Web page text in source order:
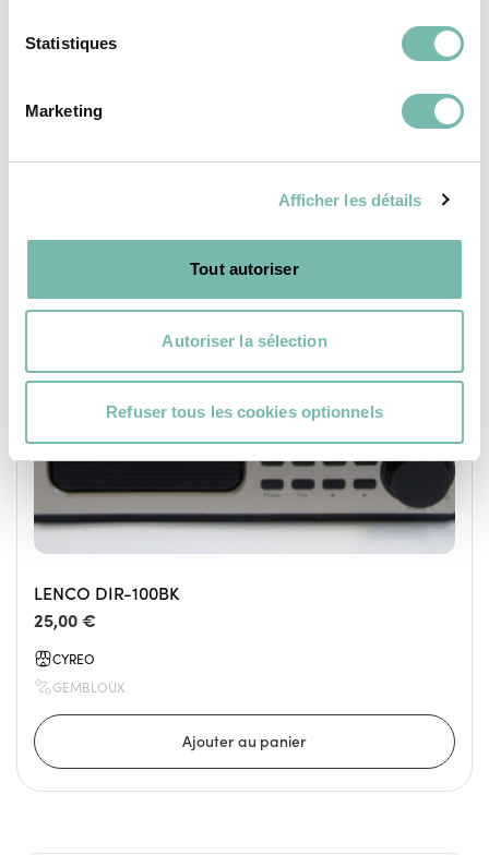
Statistiques
Marketing
Afficher les détails
Tout autoriser
Autoriser la sélection
Refuser tous les cookies optionnels
PETIT ÉLECTRO
LENCO DIR-100BK
25,00 €
CYREO
GEMBLOUX